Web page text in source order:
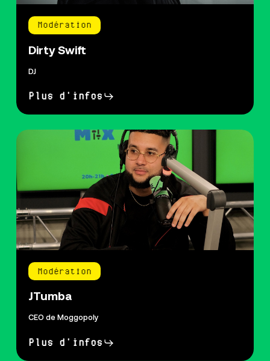
Modération
Dirty Swift
DJ
Plus d'infos
Modération
JTumba
CEO de Moggopoly
Plus d'infos